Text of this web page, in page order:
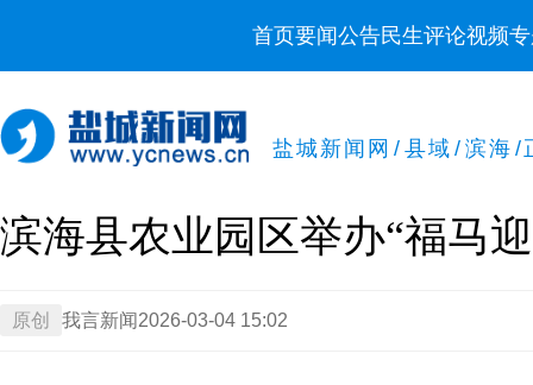
首页要闻公告民生评论视频
盐城新闻网 / 县域 / 滨海 /
滨海县农业园区举办“福马
原创 我言新闻 2026-03-04 15:02